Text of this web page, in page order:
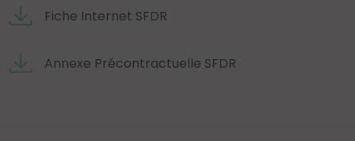
Fiche Internet SFDR
Annexe Précontractuelle SFDR